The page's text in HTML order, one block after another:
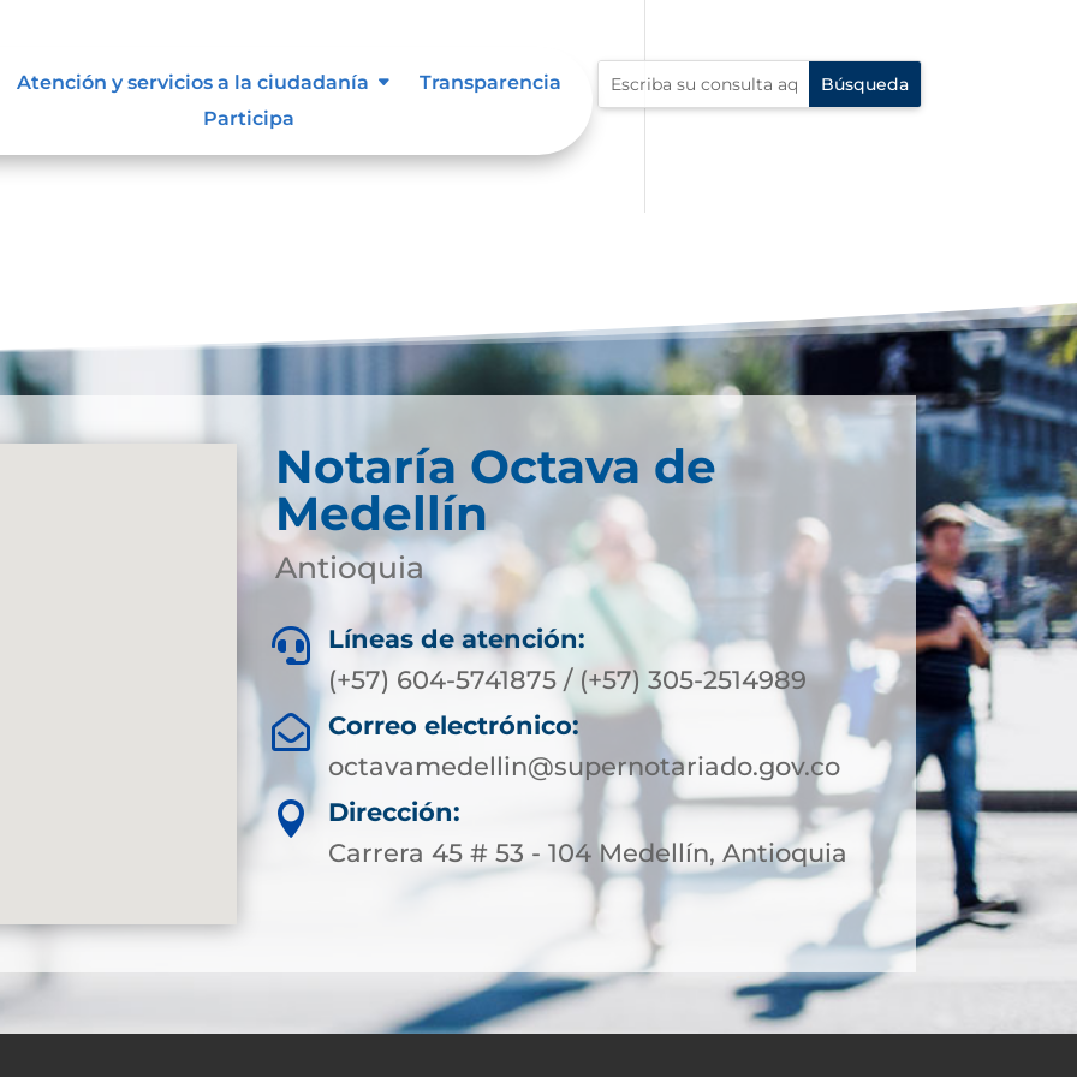
Atención y servicios a la ciudadanía
Transparencia
Participa
les aplique de interés.
Notaría Octava de
Medellín
Antioquia

Líneas de atención:
(+57) 604-5741875 / (+57) 305-2514989

Correo electrónico:
octavamedellin@supernotariado.gov.co

Dirección:
Carrera 45 # 53 - 104 Medellín, Antioquia